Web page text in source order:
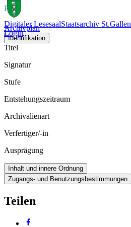
Digitaler LesesaalStaatsarchiv St.Gallen
Login
Plan
Archivplan
Identifikation
Titel
Signatur
Stufe
Entstehungszeitraum
Archivalienart
Verfertiger/-in
Ausprägung
Inhalt und innere Ordnung
Zugangs- und Benutzungsbestimmungen
Teilen